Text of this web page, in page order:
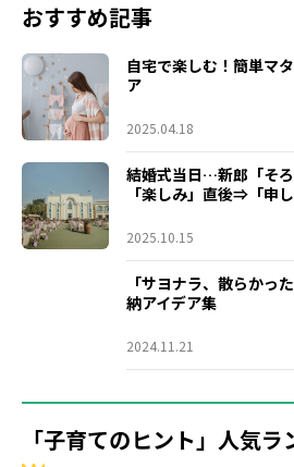
おすすめ記事
自宅で楽しむ！簡単マ
ア
2025.04.18
結婚式当日…新郎「そ
「楽しみ」直後⇒「申
2025.10.15
「サヨナラ、散らかっ
納アイデア集
2024.11.21
「子育てのヒント」人気ラ